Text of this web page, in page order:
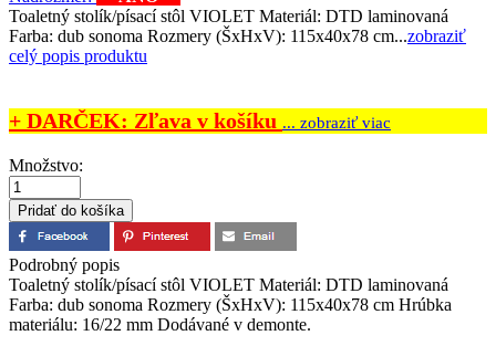
Toaletný stolík/písací stôl VIOLET Materiál: DTD laminovaná
Farba: dub sonoma Rozmery (ŠxHxV): 115x40x78 cm...zobraziť
celý popis produktu
+ DARČEK: Zľava v košíku ... zobraziť viac
Množstvo:
Podrobný popis
Toaletný stolík/písací stôl VIOLET Materiál: DTD laminovaná
Farba: dub sonoma Rozmery (ŠxHxV): 115x40x78 cm Hrúbka
materiálu: 16/22 mm Dodávané v demonte.